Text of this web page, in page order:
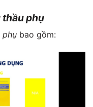
thầu phụ
phụ bao gồm: